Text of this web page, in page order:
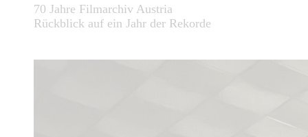
70 Jahre Filmarchiv Austria
Rückblick auf ein Jahr der Rekorde